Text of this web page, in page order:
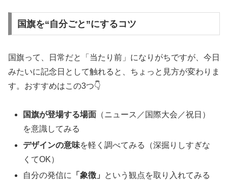
国旗を“自分ごと”にするコツ
国旗って、日常だと「当たり前」になりがちですが、今日
みたいに記念日として触れると、ちょっと見方が変わりま
す。おすすめはこの3つ👇
国旗が登場する場面 （ニュース／国際大会／祝日）
を意識してみる
デザインの意味を軽く調べてみる（深掘りしすぎな
くてOK）
自分の発信に
「象徴」
という観点を取り入れてみる